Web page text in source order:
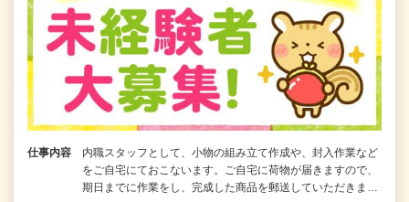
仕事内容
内職スタッフとして、小物の組み立て作成や、封入作業など
をご自宅にておこないます。ご自宅に荷物が届きますので、
期日までに作業をし、完成した商品を郵送していただきま…